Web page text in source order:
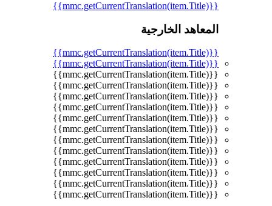
{{mmc.getCurrentTranslation(item.Title)}}
المعاهد الخارجية
{{mmc.getCurrentTranslation(item.Title)}}
{{mmc.getCurrentTranslation(item.Title)}}
{{mmc.getCurrentTranslation(item.Title)}}
{{mmc.getCurrentTranslation(item.Title)}}
{{mmc.getCurrentTranslation(item.Title)}}
{{mmc.getCurrentTranslation(item.Title)}}
{{mmc.getCurrentTranslation(item.Title)}}
{{mmc.getCurrentTranslation(item.Title)}}
{{mmc.getCurrentTranslation(item.Title)}}
{{mmc.getCurrentTranslation(item.Title)}}
{{mmc.getCurrentTranslation(item.Title)}}
{{mmc.getCurrentTranslation(item.Title)}}
{{mmc.getCurrentTranslation(item.Title)}}
{{mmc.getCurrentTranslation(item.Title)}}